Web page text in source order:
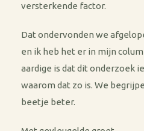
versterkende factor.
Dat ondervonden we
en ik heb het er in mijn
aardige is dat dit onderzoek
waarom dat zo is. We
beetje beter.